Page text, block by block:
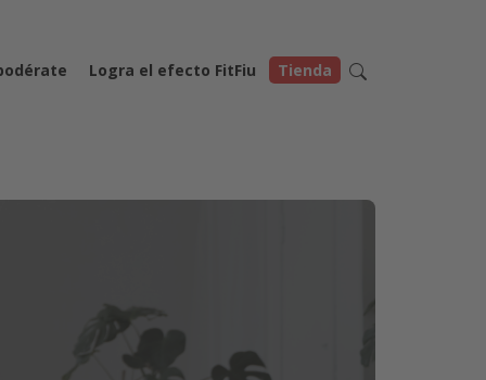
Logra el efecto FitFiu Tienda